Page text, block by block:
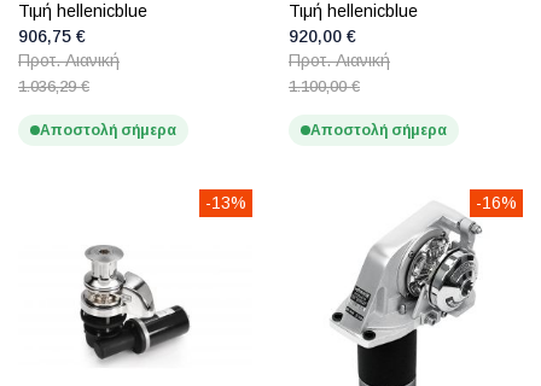
Τιμή hellenicblue
906,75 €
Προτ. Λιανική
1.036,29 €
Αποστολή σήμερα
Τιμή hellenicblue
920,00 €
Προτ. Λιανική
1.100,00 €
Αποστολή σήμερα
-13% -16%